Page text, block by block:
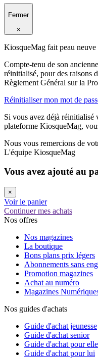
Fermer
×
KiosqueMag fait peau neuve
Compte-tenu de son
réinitialisé, pour des raisons
Règlement Général sur la
Réinitialiser mon mot de
Si vous avez déjà réinitialisé
plateforme KiosqueMag,
Nous vous remercions de
L'équipe KiosqueMag
Vous avez ajouté au
×
Voir le panier
Continuer mes achats
Nos offres
Nos magazines
La boutique
Bons plans prix légers
Abonnements sans
Promotion magazines
Achat au numéro
Magazines
Nos guides d'achats
Guide d'achat jeunesse
Guide d'achat senior
Guide d'achat pour elle
Guide d'achat pour lui